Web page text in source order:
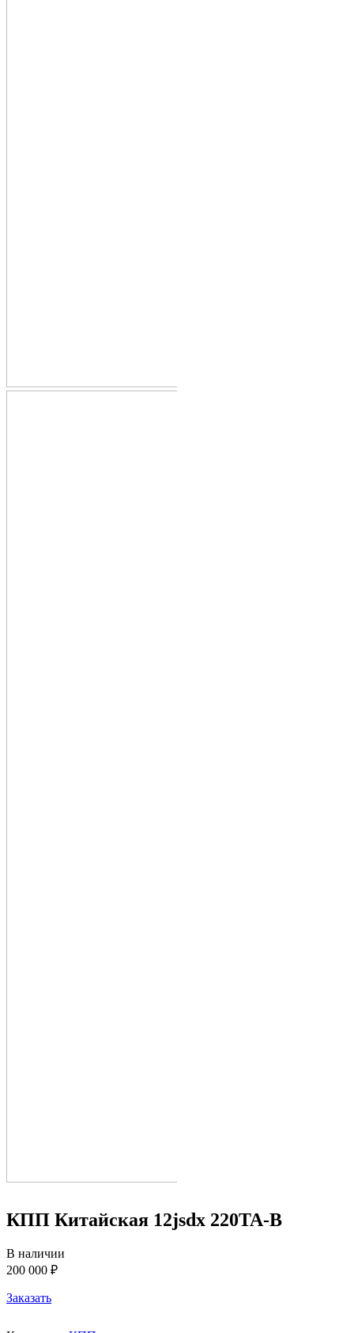
КПП Китайская 12jsdx 220TA-B
В наличии
200 000 ₽
Заказать